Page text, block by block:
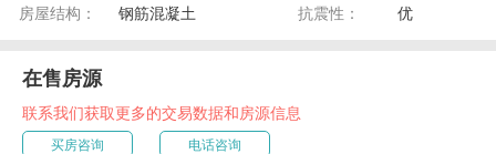
房屋结构：
钢筋混凝土 抗震性： 优
在售房源
联系我们获取更多的交易数据和房源信息
买房咨询 电话咨询